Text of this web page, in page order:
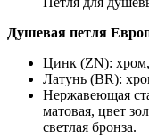
Душевая петля
Цинк (ZN):
Латунь (BR):
Нержавеющая
матовая, цвет
светлая бронза.